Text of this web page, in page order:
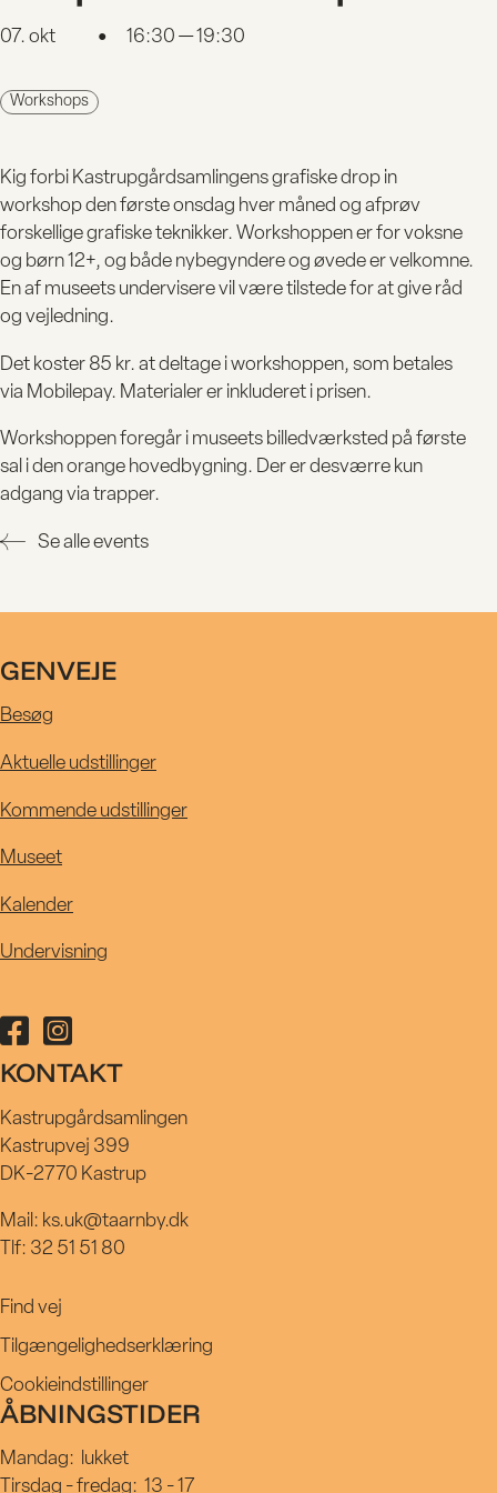
BESØG
KALENDE
R
MUSEET
07. okt ● 16:30 — 19:30
Workshops
Kig forbi Kastrupgårdsamlingens grafiske drop in
workshop den første onsdag hver måned og afprøv
forskellige grafiske teknikker. Workshoppen er for voksne
og børn 12+, og både nybegyndere og øvede er velkomne.
En af museets undervisere vil være tilstede for at give råd
og vejledning.
Det koster 85 kr. at deltage i workshoppen, som betales
via Mobilepay. Materialer er inkluderet i prisen.
Workshoppen foregår i museets billedværksted på første
sal i den orange hovedbygning. Der er desværre kun
adgang via trapper.
Se alle events
GENVEJE
Besøg
Aktuelle udstillinger
Kommende udstillinger
Museet
Kalender
Undervisning
Følg Kastrupgårdsamlingen på facebook
Følg Kastrupgårdsamlingen på instagram
KONTAKT
Kastrupgårdsamlingen
Kastrupvej 399
DK-2770 Kastrup
Mail: ks.uk@taarnby.dk
Tlf: 32 51 51 80
Find vej
Tilgængelighedserklæring
Cookieindstillinger
ÅBNINGSTIDER
Mandag:
lukket
Tirsdag - fredag: 13 - 17